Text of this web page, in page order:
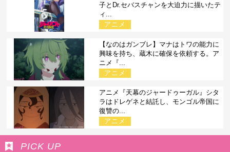
子とDr.セバスチャンを大迫力に描いたテ
ィ...
アニメ
【なのはガンブレ】マナはトワの能力に
興味を持ち、蔵木に確保を依頼する。ア
ニメ『...
アニメ
アニメ『天幕のジャードゥーガル』シタ
ラはドレゲネと結託し、モンゴル帝国に
復讐の...
アニメ
PICK UP